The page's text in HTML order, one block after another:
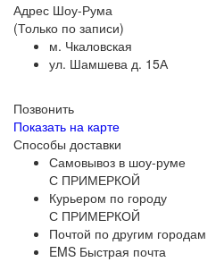
Адрес Шоу-Рума
(Только по записи)
м. Чкаловская
ул. Шамшева д. 15А
Позвонить
Показать на карте
Способы доставки
Самовывоз в шоу-руме
С ПРИМЕРКОЙ
Курьером по городу
С ПРИМЕРКОЙ
Почтой по другим городам
EMS Быстрая почта